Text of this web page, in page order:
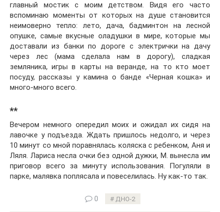
главный мостик с моим детством. Видя его часто
вспоминаю моменты от которых на душе становится
неимоверно тепло: лето, дача, бадминтон на лесной
опушке, самые вкусные оладушки в мире, которые мы
доставали из банки по дороге с электрички на дачу
через лес (мама сделала нам в дорогу), сладкая
земляника, игры в карты на веранде, на то кто моет
посуду, рассказы у камина о банде «Черная кошка» и
много-много всего.
**
Вечером немного опередил моих и ожидал их сидя на
лавочке у подъезда. Ждать пришлось недолго, и через
10 минут со мной поравнялась коляска с ребенком, Аня и
Ляля. Лариса несла очки без одной дужки, М. вынесла им
приговор всего за минуту использования. Погуляли в
парке, малявка поплясала и повеселилась. Ну как-то так.
0 ДНО-2